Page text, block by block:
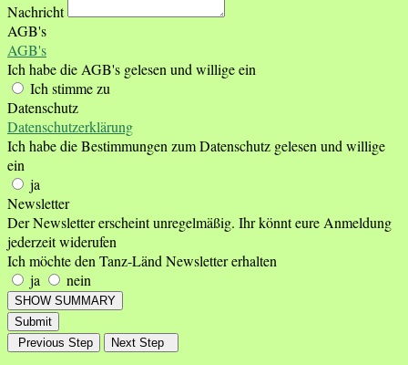
Nachricht
AGB's
AGB's
Ich habe die AGB's gelesen und willige ein
Ich stimme zu
Datenschutz
Datenschutzerklärung
Ich habe die Bestimmungen zum Datenschutz gelesen und willige
ein
ja
Newsletter
Der Newsletter erscheint unregelmäßig. Ihr könnt eure Anmeldung
jederzeit widerufen
Ich möchte den Tanz-Länd Newsletter erhalten
ja
nein
SHOW SUMMARY
Submit
Previous Step
Next Step